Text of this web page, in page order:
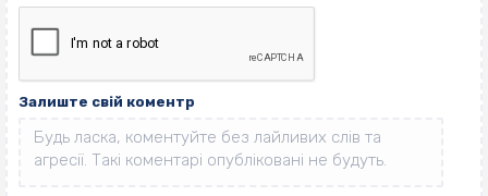
Залиште свій коментр